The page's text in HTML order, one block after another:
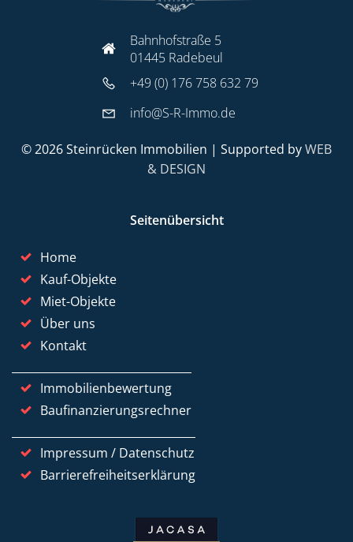
Bahnhofstraße 5
01445 Radebeul
+49 (0) 176 758 632 79
info@S-R-Immo.de
© 2026 Steinrücken Immobilien | Supported byWEB
& DESIGN
Seitenübersicht
Home
Kauf-Objekte
Miet-Objekte
Über uns
Kontakt
Immobilienbewertung
Baufinanzierungsrechner
Impressum / Datenschutz
Barrierefreiheitserklärung